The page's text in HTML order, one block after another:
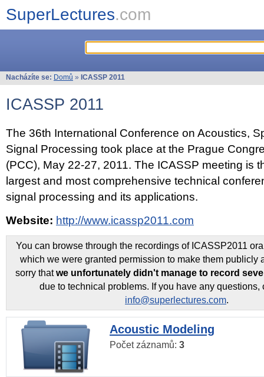
SuperLectures.com
Nacházíte se: Domů » ICASSP 2011
ICASSP 2011
The 36th International Conference on Acoustics,
Signal Processing took place at the Prague
(PCC), May 22-27, 2011. The ICASSP meeting is
largest and most comprehensive technical
signal processing and its applications.
Website: http://www.icassp2011.com
You can browse through the recordings of ICASSP2011
which we were granted permission to make them publicly
sorry thatwe unfortunately didn't manage to record
due to technical problems. If you have any questions,
info@superlectures.com.
Acoustic Modeling
Počet záznamů: 3